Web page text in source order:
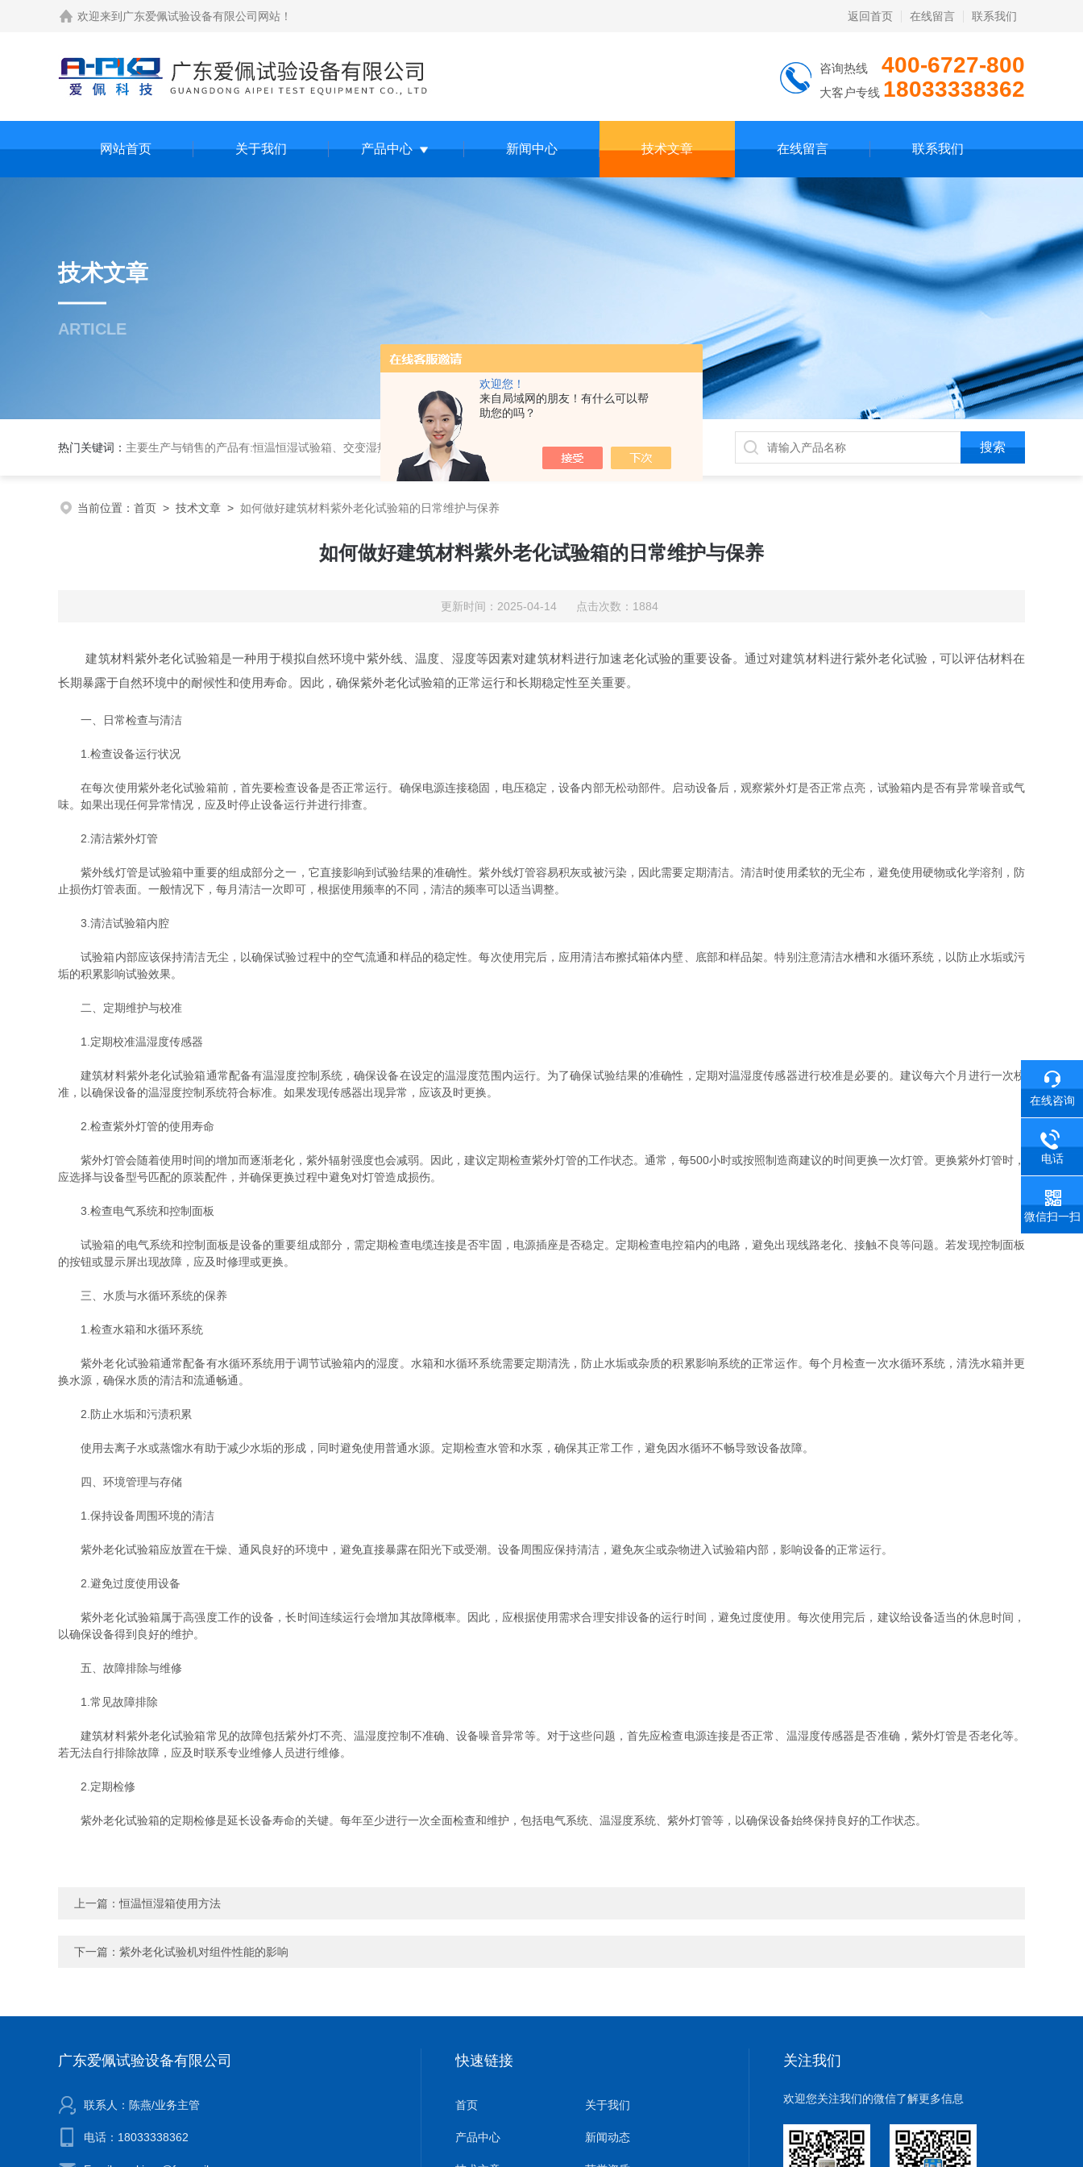
欢迎您！
来自局域网的朋友！有什么可以帮
助您的吗？
欢迎来到 广东爱佩试验设备有限公司网站 ！ 返回首页 在线留言 联系我们
咨询热线 400-6727-800
大客户专线 18033338362
网站首页 关于我们 产品中心 新闻中心 技术文章 在线留言 联系我们
技术文章
ARTICLE
热门关键词： 主要生产与销售的产品有:恒温恒湿试验箱、交变湿热试验箱、高低温交变试验箱、冷热冲击实验箱、紫外光试验箱、氙灯老化箱、恒温恒湿实验室、沙尘试验箱、淋雨试验箱、盐水喷雾试验箱、各种振动试验台、拉力试验机、蒸汽老化试验机、跌落试验机、插拔力试验机、按健寿命试验机、纸带耐磨擦试验机、工业烘烤箱
当前位置： 首页 > 技术文章 > 如何做好建筑材料紫外老化试验箱的日常维护与保养
如何做好建筑材料紫外老化试验箱的日常维护与保养
更新时间：2025-04-14 点击次数：1884
建筑材料紫外老化试验箱是一种用于模拟自然环境中紫外线、温度、湿度等因素对建筑材料进行加速老化试验的重要设备。通过对建筑材料进行紫外老化试验，可以评估材料在
长期暴露于自然环境中的耐候性和使用寿命。因此，确保紫外老化试验箱的正常运行和长期稳定性至关重要。
一、日常检查与清洁
1.检查设备运行状况
在每次使用紫外老化试验箱前，首先要检查设备是否正常运行。确保电源连接稳固，电压稳定，设备内部无松动部件。启动设备后，观察紫外灯是否正常点亮，试验箱内是否有异常噪音或气
味。如果出现任何异常情况，应及时停止设备运行并进行排查。
2.清洁紫外灯管
紫外线灯管是试验箱中重要的组成部分之一，它直接影响到试验结果的准确性。紫外线灯管容易积灰或被污染，因此需要定期清洁。清洁时使用柔软的无尘布，避免使用硬物或化学溶剂，防
止损伤灯管表面。一般情况下，每月清洁一次即可，根据使用频率的不同，清洁的频率可以适当调整。
3.清洁试验箱内腔
试验箱内部应该保持清洁无尘，以确保试验过程中的空气流通和样品的稳定性。每次使用完后，应用清洁布擦拭箱体内壁、底部和样品架。特别注意清洁水槽和水循环系统，以防止水垢或污
垢的积累影响试验效果。
二、定期维护与校准
1.定期校准温湿度传感器
建筑材料紫外老化试验箱通常配备有温湿度控制系统，确保设备在设定的温湿度范围内运行。为了确保试验结果的准确性，定期对温湿度传感器进行校准是必要的。建议每六个月进行一次校
准，以确保设备的温湿度控制系统符合标准。如果发现传感器出现异常，应该及时更换。
2.检查紫外灯管的使用寿命
紫外灯管会随着使用时间的增加而逐渐老化，紫外辐射强度也会减弱。因此，建议定期检查紫外灯管的工作状态。通常，每500小时或按照制造商建议的时间更换一次灯管。更换紫外灯管时，
应选择与设备型号匹配的原装配件，并确保更换过程中避免对灯管造成损伤。
3.检查电气系统和控制面板
试验箱的电气系统和控制面板是设备的重要组成部分，需定期检查电缆连接是否牢固，电源插座是否稳定。定期检查电控箱内的电路，避免出现线路老化、接触不良等问题。若发现控制面板
的按钮或显示屏出现故障，应及时修理或更换。
三、水质与水循环系统的保养
1.检查水箱和水循环系统
紫外老化试验箱通常配备有水循环系统用于调节试验箱内的湿度。水箱和水循环系统需要定期清洗，防止水垢或杂质的积累影响系统的正常运作。每个月检查一次水循环系统，清洗水箱并更
换水源，确保水质的清洁和流通畅通。
2.防止水垢和污渍积累
使用去离子水或蒸馏水有助于减少水垢的形成，同时避免使用普通水源。定期检查水管和水泵，确保其正常工作，避免因水循环不畅导致设备故障。
四、环境管理与存储
1.保持设备周围环境的清洁
紫外老化试验箱应放置在干燥、通风良好的环境中，避免直接暴露在阳光下或受潮。设备周围应保持清洁，避免灰尘或杂物进入试验箱内部，影响设备的正常运行。
2.避免过度使用设备
紫外老化试验箱属于高强度工作的设备，长时间连续运行会增加其故障概率。因此，应根据使用需求合理安排设备的运行时间，避免过度使用。每次使用完后，建议给设备适当的休息时间，
以确保设备得到良好的维护。
五、故障排除与维修
1.常见故障排除
建筑材料紫外老化试验箱常见的故障包括紫外灯不亮、温湿度控制不准确、设备噪音异常等。对于这些问题，首先应检查电源连接是否正常、温湿度传感器是否准确，紫外灯管是否老化等。
若无法自行排除故障，应及时联系专业维修人员进行维修。
2.定期检修
紫外老化试验箱的定期检修是延长设备寿命的关键。每年至少进行一次全面检查和维护，包括电气系统、温湿度系统、紫外灯管等，以确保设备始终保持良好的工作状态。
上一篇：恒温恒湿箱使用方法
下一篇： 紫外老化试验机对组件性能的影响
广东爱佩试验设备有限公司
联系人：陈燕/业务主管
电话：18033338362
快速链接
首页 关于我们
产品中心 新闻动态
关注我们
欢迎您关注我们的微信了解更多信息
在线咨询
电话
微信扫一扫